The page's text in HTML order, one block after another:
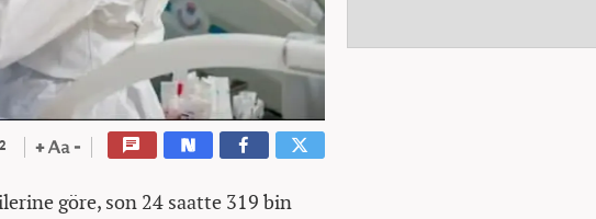
göre, son 24 saatte 319 bin